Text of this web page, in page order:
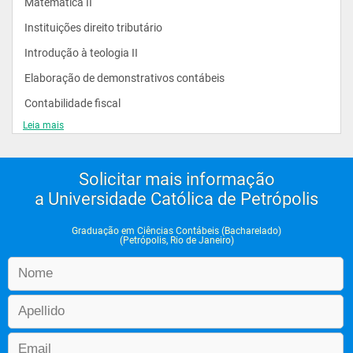
Auditor interno
Contador Fiscal
Cargos Administrativos
AUTÔNOMO
Escritório de Contabilidade
NO ENSINO
Professor
Escritor
Instituições direito tributário
Introdução à teologia II
Elaboração de demonstrativos contábeis
Contabilidade fiscal
Teoria organizacional
Análise de demonstrativos contábeis
Contabilidade de custos
Introdução à estatística
Comércio exterior
Legislação social e trabalhista
Teoria da contabilidade
Contabilidade comercial
Leia mais
Solicitar mais informação
a Universidade Católica de Petrópolis
Graduação em Ciências Contábeis (Bacharelado)
(Petrópolis, Rio de Janeiro)